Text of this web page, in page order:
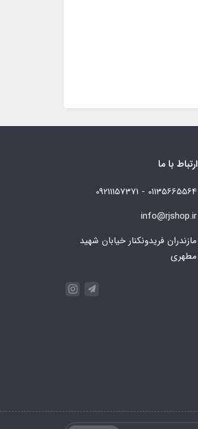
ارتباط با ما
01135665564 - 09211157371
info@rjshop.ir
مازندران فریدونکنار خیابان شهید
مطهری